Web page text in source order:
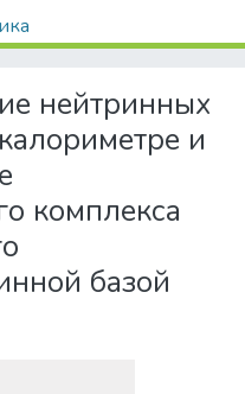
нейтринных
и
комплекса
базой